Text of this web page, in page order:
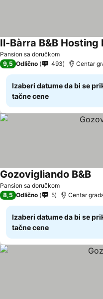
Pansion sa doručkom
Il-Bàrra B&B Hosting
9,5 Odlično 493 Centar
Izaberi datume da bi se
tačne cene
Pansion sa doručkom
Gozovigliando B&B
8,5 Odlično 5 Centar
Izaberi datume da bi se
tačne cene